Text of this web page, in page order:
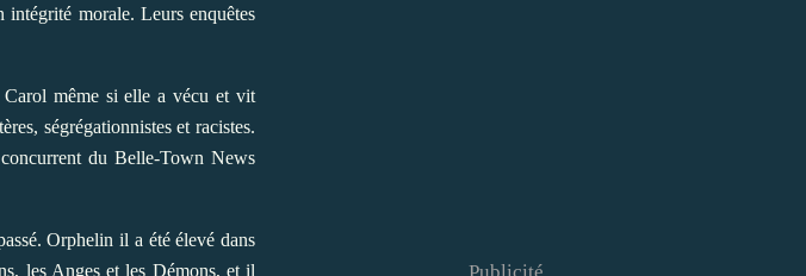
morale. Leurs enquêtes
même si elle a vécu et vit
ségrégationnistes et racistes.
du Belle-Town News
Orphelin il a été élevé dans
les Anges et les Démons, et il